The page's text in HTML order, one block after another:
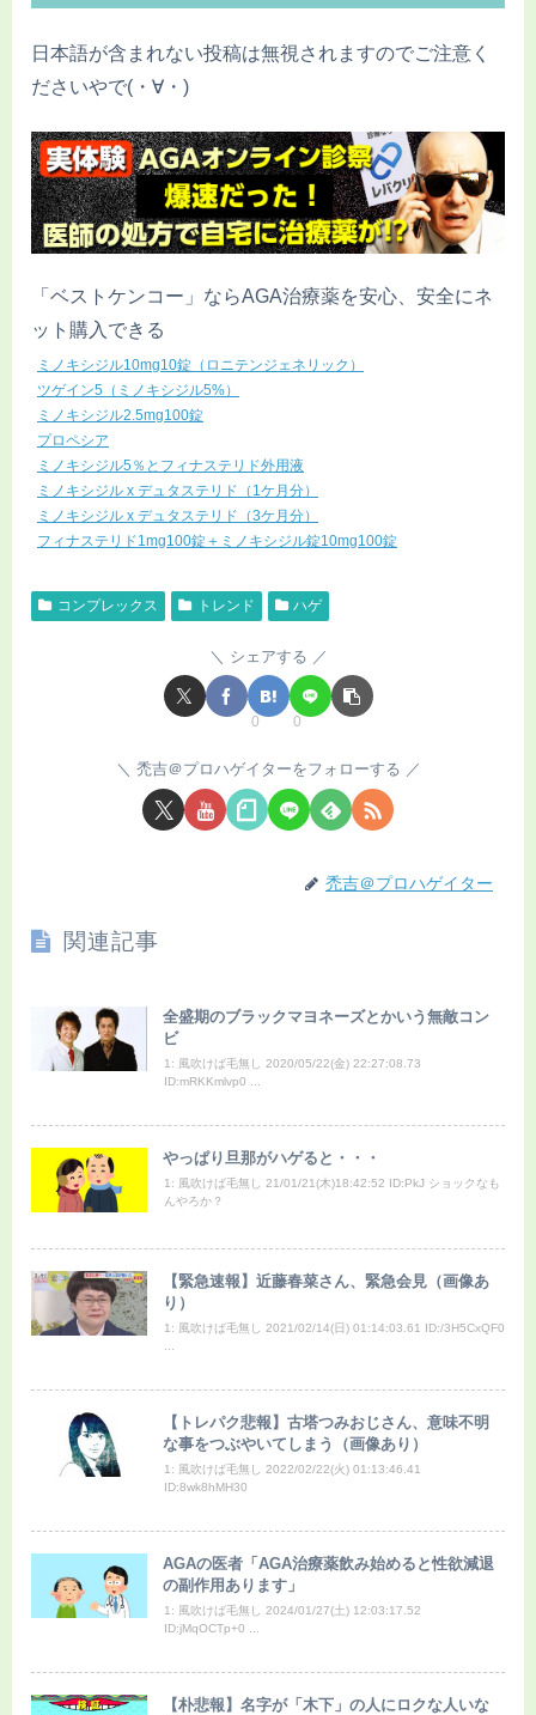
日本語が含まれない投稿は無視されますのでご注意く
ださいやで(・∀・)
「ベストケンコー」ならAGA治療薬を安心、安全にネ
ット購入できる
ミノキシジル10mg10錠（ロニテンジェネリック）
ツゲイン5（ミノキシジル5%）
ミノキシジル2.5mg100錠
プロペシア
ミノキシジル5％とフィナステリド外用液
ミノキシジル x デュタステリド（1ケ月分）
ミノキシジル x デュタステリド（3ケ月分）
フィナステリド1mg100錠＋ミノキシジル錠10mg100錠
コンプレックス トレンド ハゲ
シェアする
0 0
禿吉＠プロハゲイターをフォローする
禿吉＠プロハゲイター
関連記事
全盛期のブラックマヨネーズとかいう無敵コン
ビ
1: 風吹けば毛無し 2020/05/22(金) 22:27:08.73
ID:mRKKmlvp0 ...
やっぱり旦那がハゲると・・・
1: 風吹けば毛無し 21/01/21(木)18:42:52 ID:PkJ ショックなも
んやろか？
【緊急速報】近藤春菜さん、緊急会見（画像あ
り）
1: 風吹けば毛無し 2021/02/14(日) 01:14:03.61 ID:/3H5CxQF0
【トレパク悲報】古塔つみおじさん、意味不明
な事をつぶやいてしまう（画像あり）
1: 風吹けば毛無し 2022/02/22(火) 01:13:46.41
ID:8wk8hMH30
AGAの医者「AGA治療薬飲み始めると性欲減退
の副作用あります」
1: 風吹けば毛無し 2024/01/27(土) 12:03:17.52
ID:jMqOCTp+0 ...
【朴悲報】名字が「木下」の人にロクな人いな